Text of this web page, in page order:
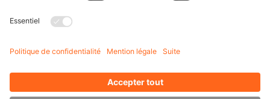
Contact
Connaissances
Gestion de l’énergie